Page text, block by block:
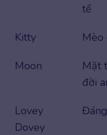
tế
Kitty
Mèo
Moon
Mặt
đời
Lovey
Dovey